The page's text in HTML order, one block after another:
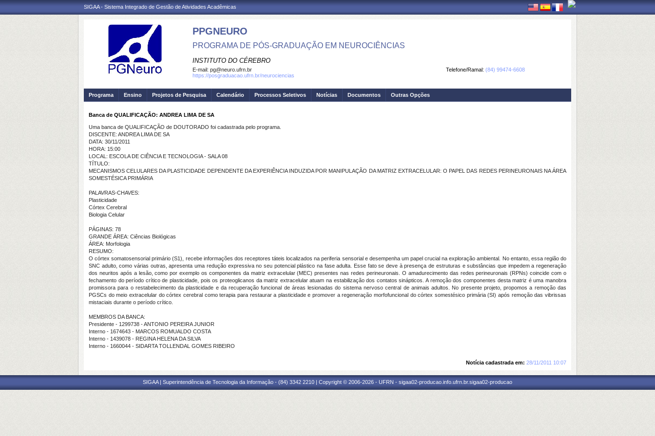
SIGAA - Sistema Integrado de Gestão de Atividades Acadêmicas
PPGNEURO
PROGRAMA DE PÓS-GRADUAÇÃO EM NEUROCIÊNCIAS
INSTITUTO DO CÉREBRO
Telefone/Ramal: (84) 99474-6608
E-mail: pg@neuro.ufrn.br
https://posgraduacao.ufrn.br/neurociencias
Programa Ensino Projetos de Pesquisa Calendário Processos Seletivos Notícias Documentos Outras Opções
Banca de QUALIFICAÇÃO: ANDREA LIMA DE SA
Uma banca de QUALIFICAÇÃO de DOUTORADO foi cadastrada pelo programa.
DISCENTE: ANDREA LIMA DE SA
DATA: 30/11/2011
HORA: 15:00
LOCAL: ESCOLA DE CIÊNCIA E TECNOLOGIA - SALA 08
TÍTULO:
MECANISMOS CELULARES DA PLASTICIDADE DEPENDENTE DA EXPERIÊNCIA INDUZIDA POR MANIPULAÇÃO DA MATRIZ EXTRACELULAR: O PAPEL DAS REDES PERINEURONAIS NA ÁREA
SOMESTÉSICA PRIMÁRIA
PALAVRAS-CHAVES:
Plasticidade
Córtex Cerebral
Biologia Celular
PÁGINAS: 78
GRANDE ÁREA: Ciências Biológicas
ÁREA: Morfologia
RESUMO:
O córtex somatosensorial primário (S1), recebe informações dos receptores táteis localizados na periferia sensorial e desempenha um papel crucial na exploração ambiental. No entanto, essa região do
SNC adulto, como várias outras, apresenta uma redução expressiva no seu potencial plástico na fase adulta. Esse fato se deve à presença de estruturas e substâncias que impedem a regeneração
dos neuritos após a lesão, como por exemplo os componentes da matriz extracelular (MEC) presentes nas redes perineuronais. O amadurecimento das redes perineuronais (RPNs) coincide com o
fechamento do período crítico de plasticidade, pois os proteoglicanos da matriz extracelular atuam na estabilização dos contatos sinápticos. A remoção dos componentes desta matriz é uma manobra
promissora para o restabelecimento da plasticidade e da recuperação funcional de áreas lesionadas do sistema nervoso central de animais adultos. No presente projeto, propomos a remoção das
PGSCs do meio extracelular do córtex cerebral como terapia para restaurar a plasticidade e promover a regeneração morfofuncional do córtex somestésico primária (SI) após remoção das vibrissas
mistaciais durante o período crítico.
MEMBROS DA BANCA:
Presidente - 1299738 - ANTONIO PEREIRA JUNIOR
Interno - 1674643 - MARCOS ROMUALDO COSTA
Interno - 1439078 - REGINA HELENA DA SILVA
Interno - 1660044 - SIDARTA TOLLENDAL GOMES RIBEIRO
Notícia cadastrada em: 28/11/2011 10:07
SIGAA | Superintendência de Tecnologia da Informação - (84) 3342 2210 | Copyright © 2006-2026 - UFRN - sigaa02-producao.info.ufrn.br.sigaa02-producao